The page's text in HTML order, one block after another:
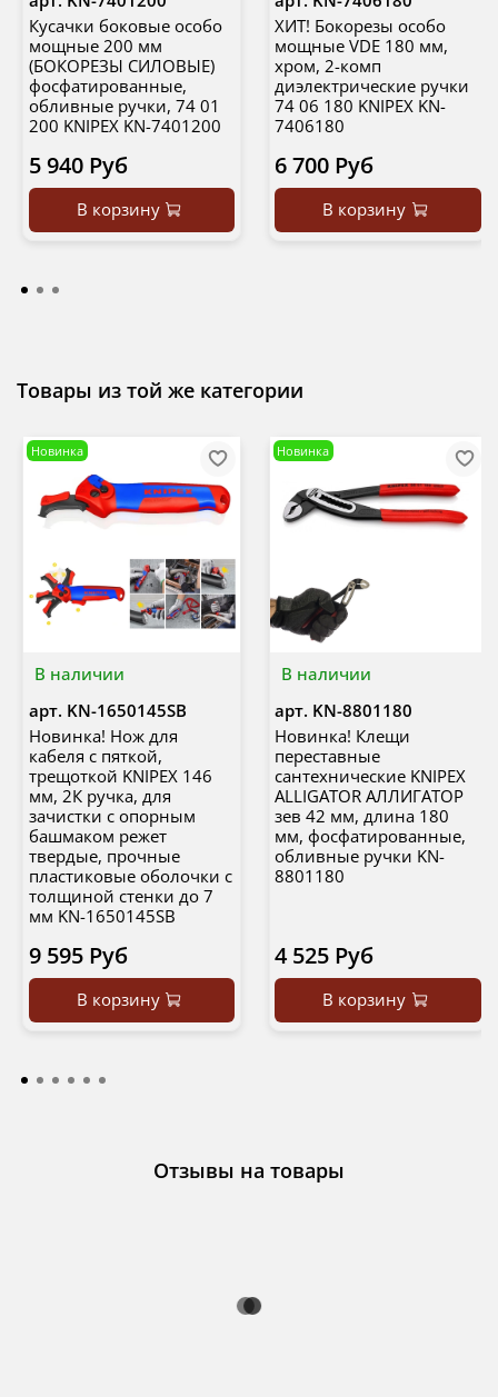
Кусачки боковые особо
мощные 200 мм
(БОКОРЕЗЫ СИЛОВЫЕ)
фосфатированные,
обливные ручки, 74 01
200 KNIPEX KN-7401200
5 940 Руб
В корзину
ХИТ! Бокорезы особо
мощные VDE 180 мм,
хром, 2-комп
диэлектрические ручки
74 06 180 KNIPEX KN-
7406180
6 700 Руб
В корзину
Товары из той же категории
В наличии
Новинка
арт. KN-1650145SB
Новинка! Нож для
кабеля с пяткой,
трещоткой KNIPEX 146
мм, 2К ручка, для
зачистки c опорным
башмаком режет
твердые, прочные
пластиковые оболочки с
толщиной стенки до 7
мм KN-1650145SB
9 595 Руб
В корзину
В наличии
Новинка
арт. KN-8801180
Новинка! Клещи
переставные
сантехнические KNIPEX
ALLIGATOR АЛЛИГАТОР
зев 42 мм, длина 180
мм, фосфатированные,
обливные ручки KN-
8801180
4 525 Руб
В корзину
Отзывы на товары